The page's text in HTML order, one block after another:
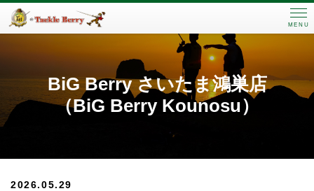
MENU
BiG Berry さいたま鴻巣店
（BiG Berry Kounosu）
2026.05.29